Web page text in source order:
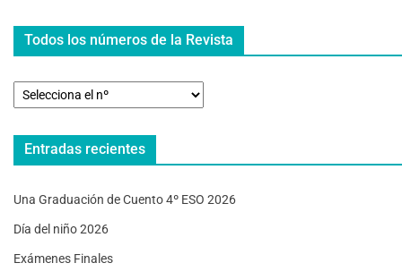
Todos los números de la Revista
Entradas recientes
Una Graduación de Cuento 4º ESO 2026
Día del niño 2026
Exámenes Finales